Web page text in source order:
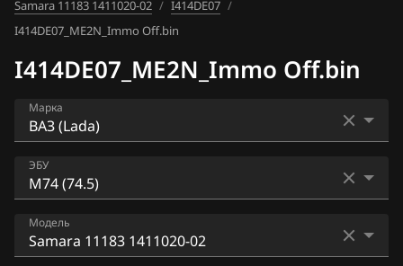
Samara 11183 1411020-02 / I414DE07 /
I414DE07_ME2N_Immo Off.bin
I414DE07_ME2N_Immo Off.bin
Марка
Acura
Alfa Romeo
ATLAS
ЭБУ
Bosch ME17.9.7
Bosch ME17.9.71
Модель